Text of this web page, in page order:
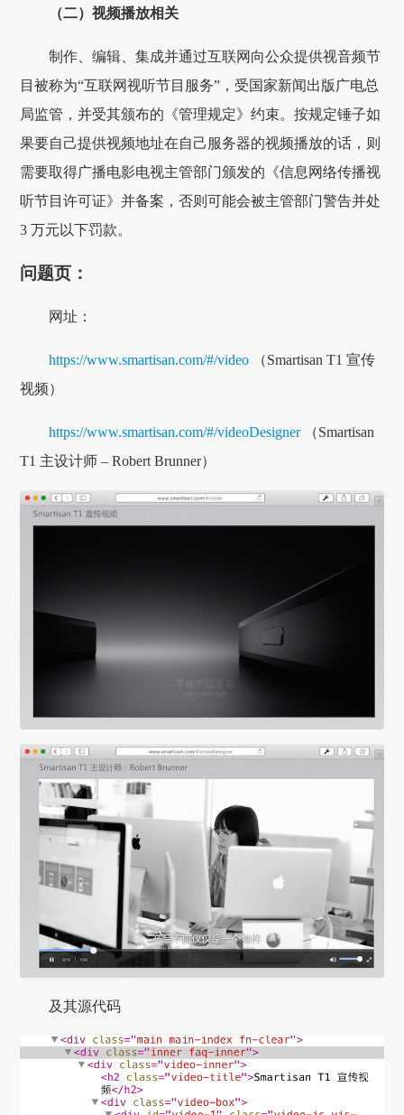
（二）视频播放相关
制作、编辑、集成并通过互联网向公众提供视音频节
目被称为“互联网视听节目服务”，受国家新闻出版广电总
局监管，并受其颁布的《管理规定》约束。按规定锤子如
果要自己提供视频地址在自己服务器的视频播放的话，则
需要取得广播电影电视主管部门颁发的《信息网络传播视
听节目许可证》并备案，否则可能会被主管部门警告并处
3 万元以下罚款。
问题页：
网址：
https://www.smartisan.com/#/video （Smartisan T1 宣传
视频）
https://www.smartisan.com/#/videoDesigner（Smartisan
T1 主设计师 – Robert Brunner）
及其源代码